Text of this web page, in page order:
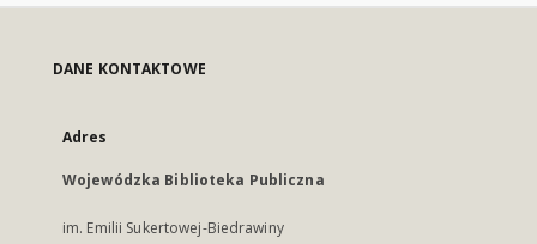
DANE KONTAKTOWE
Adres
Wojewódzka Biblioteka Publiczna
im. Emilii Sukertowej-Biedrawiny